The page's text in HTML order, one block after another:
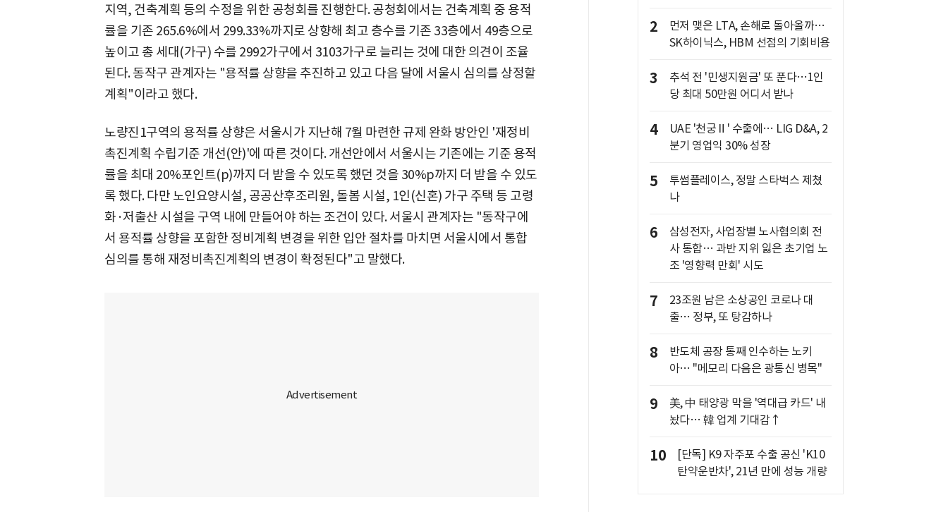
지역, 건축계획 등의 수정을 위한 공청회를 진행한다. 공청회에서는 건축계획 중 용적
률을 기존 265.6%에서 299.33%까지로 상향해 최고 층수를 기존 33층에서 49층으로
높이고 총 세대(가구) 수를 2992가구에서 3103가구로 늘리는 것에 대한 의견이 조율
된다. 동작구 관계자는 "용적률 상향을 추진하고 있고 다음 달에 서울시 심의를 상정할
계획"이라고 했다.
노량진1구역의 용적률 상향은 서울시가 지난해 7월 마련한 규제 완화 방안인 '재정비
촉진계획 수립기준 개선(안)'에 따른 것이다. 개선안에서 서울시는 기존에는 기준 용적
률을 최대 20%포인트(p)까지 더 받을 수 있도록 했던 것을 30%p까지 더 받을 수 있도
록 했다. 다만 노인요양시설, 공공산후조리원, 돌봄 시설, 1인(신혼) 가구 주택 등 고령
화·저출산 시설을 구역 내에 만들어야 하는 조건이 있다. 서울시 관계자는 "동작구에
서 용적률 상향을 포함한 정비계획 변경을 위한 입안 절차를 마치면 서울시에서 통합
심의를 통해 재정비촉진계획의 변경이 확정된다"고 말했다.
2
먼저 맺은 LTA, 손해로 돌아올까…
SK하이닉스, HBM 선점의 기회비용
3
추석 전 '민생지원금' 또 푼다…1인
당 최대 50만원 어디서 받나
4
UAE '천궁Ⅱ' 수출에… LIG D&A, 2
분기 영업익 30% 성장
5
투썸플레이스, 정말 스타벅스 제쳤
나
6
삼성전자, 사업장별 노사협의회 전
사 통합… 과반 지위 잃은 초기업 노
조 '영향력 만회' 시도
7
23조원 남은 소상공인 코로나 대
출… 정부, 또 탕감하나
8
반도체 공장 통째 인수하는 노키
아… "메모리 다음은 광통신 병목"
9
美, 中 태양광 막을 '역대급 카드' 내
놨다… 韓 업계 기대감↑
10
[단독] K9 자주포 수출 공신 'K10
탄약운반차', 21년 만에 성능 개량